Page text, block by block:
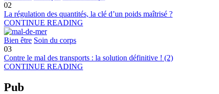
02
La régulation des quantités, la clé d’un poids maîtrisé ?
CONTINUE READING
Bien être Soin du corps
03
Contre le mal des transports : la solution définitive ! (2)
CONTINUE READING
Pub